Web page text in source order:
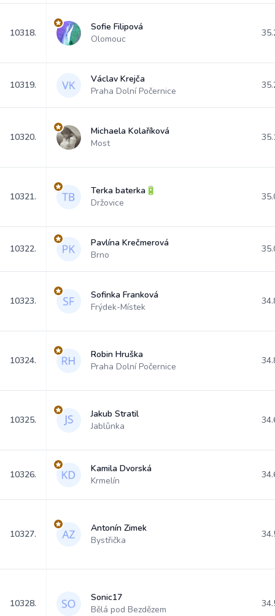
10318.
Sofie Filipová
Olomouc
10319.
Václav Krejča
Praha Dolní Počernice
10320.
Michaela Kolaříková
Most
10321.
Terka baterka🔋
Držovice
10322.
Pavlína Krečmerová
Brno
10323.
Sofinka Franková
Frýdek-Místek
10324.
Robin Hruška
Praha Dolní Počernice
10325.
Jakub Stratil
Jablůnka
10326.
Kamila Dvorská
Krmelín
10327.
Antonín Zimek
Bystřička
10328.
Sonic17
Bělá pod Bezdězem